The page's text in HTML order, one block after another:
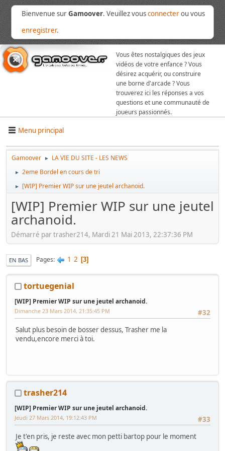
Bienvenue surGamoover. Veuillez vousconnecterou vous
enregistrer.
Vous êtes nostalgiques des jeux
vidéos de votre enfance ? Vous
désirez acquérir, ou construire
une borne d'arcade ? Vous
trouverez ici les réponses a vos
questions et une communauté de
joueurs passionnés.
Menu principal
Gamoover ► LA VIE DU SITE - LES NEWS
► 2eme Bordel en cours de tri
► [WIP] Premier WIP sur une jeutel archanoid.
[WIP] Premier WIP sur une jeutel
archanoid.
Démarré par trasher214, Mardi 21 Mai 2013, 22:37:36 PM
EN BAS Pages 1 2 3
tortuegenial
[WIP] Premier WIP sur une jeutel archanoid.
#32
Dimanche 23 Mars 2014, 21:35:45 PM
Salut plus besoin de bosser dessus, Trasher me la
vendu,encore merci à toi.
trasher214
[WIP] Premier WIP sur une jeutel archanoid.
#33
Jeudi 27 Mars 2014, 19:12:43 PM
Je t'en pris, je reste avec mon petti bartop pour le moment